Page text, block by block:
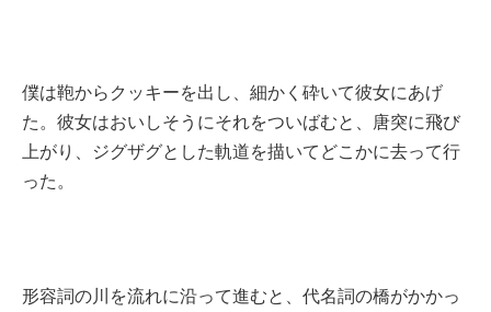
僕は鞄からクッキーを出し、細かく砕いて彼女にあげ
た。彼女はおいしそうにそれをついばむと、唐突に飛び
上がり、ジグザグとした軌道を描いてどこかに去って行
った。
形容詞の川を流れに沿って進むと、代名詞の橋がかかっ